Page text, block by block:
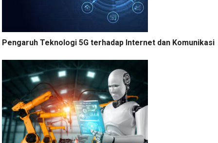
Pengaruh Teknologi 5G terhadap Internet dan Komunikasi